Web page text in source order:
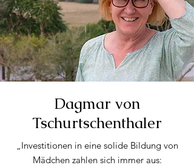
Dagmar von
Tschurtschenthaler
„Investitionen in eine solide Bildung von
Mädchen zahlen sich immer aus: